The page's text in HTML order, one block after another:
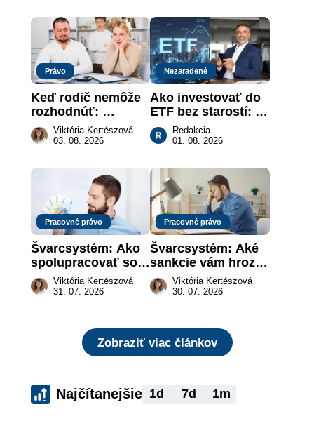
práce
Právo
Keď rodič nemôže
rozhodnúť:
nahradenie prejavu
vôle súdom v
Viktória Kertészová
03. 08. 2026
Nezaradené
Ako investovať do
ETF bez starostí:
Investičné plány,
ktoré urobia prácu
Redakcia
01. 08. 2026
Pracovné právo
Švarcsystém: Ako
spolupracovať so
živnostníkom
legálne a bez
Viktória Kertészová
31. 07. 2026
Pracovné právo
Švarcsystém: Aké
sankcie vám hrozia
a prečo nestačí
zaplatiť pokutu?
Viktória Kertészová
30. 07. 2026
Zobraziť viac článkov
Najčítanejšie 1d 7d 1m